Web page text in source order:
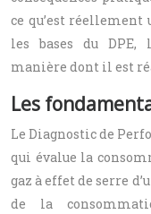
ce qu’est réellement
les bases du
manière dont il est
Les
Le Diagnostic de
qui évalue la
gaz à effet de serre
de la